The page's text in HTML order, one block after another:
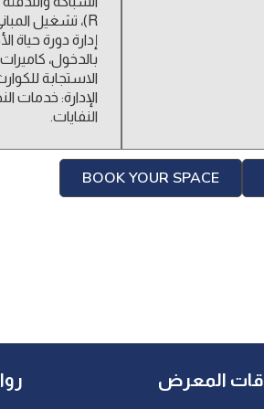
R)، تشغيل المباني بكفاءة في استهلاك الطاقة.
إدارة دورة حياة
الاستجابة
الإدارة: خدمات
النفايات.
BOOK YOUR SPACE
المعرض